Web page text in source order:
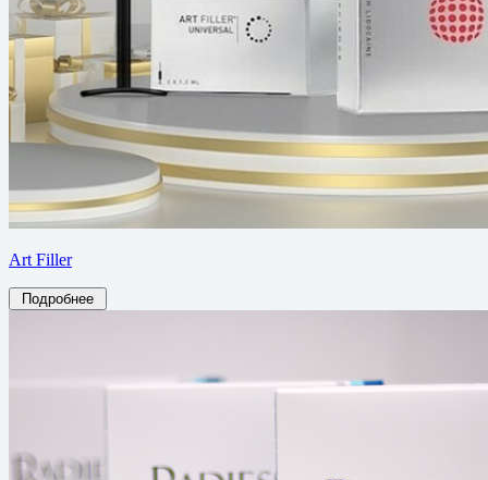
Art Filler
Подробнее